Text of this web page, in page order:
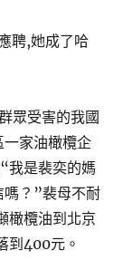
聘,她成了哈
眾受害的我國
家油橄欖企
我是裴奕的媽
嗎？”裴母不耐
橄欖油到北京
到400元。